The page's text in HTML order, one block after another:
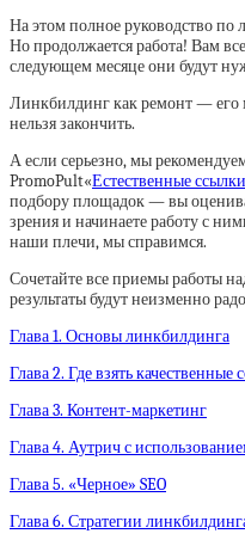
На этом полное руководство по
Но продолжается работа! Вам
следующем месяце они будут
Линкбилдинг как ремонт — его
нельзя закончить.
А если серьезно, мы
PromoPult«Естественные ссылки
подбору площадок — вы
зрения и начинаете работу с
наши плечи, мы справимся.
Сочетайте все приемы работы
результаты будут неизменно
Глава 1. Основы линкбилдинга
Глава 2. Где взять качественные
Глава 3. Контент-маркетинг
Глава 4. Аутрич с
Глава 5. «Черное» SEO
Глава 6. Стратегии